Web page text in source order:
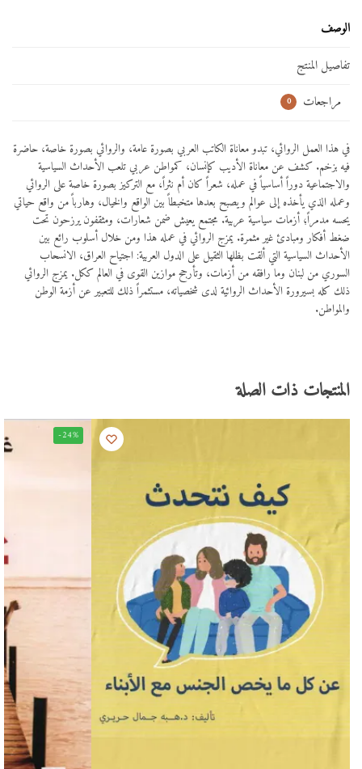
الوصف
تفاصيل المنتج
مراجعات
0
في هذا العمل الروائي، تبدو معاناة الكاتب العربي بصورة عامة، والروائي بصورة خاصة، حاضرة
فيه بزخم. كشف عن معاناة الأديب كإنسان، كمواطن عربي تلعب الأحداث السياسية
والاجتماعية دوراً أساسياً في عمله، شعراً كان أم نثراً، مع التركيز بصورة خاصة على الروائي
وعمله الذي يأخذه إلى عوالم ويصبح بعدها متخبطاً بين الواقع والخيال، وهارباً من واقع حياتي
يحسه مدمراً؛ أزمات سياسية عربية. مجتمع يعيش ضمن شعارات، ومثقفون يرزحون تحت
ضغط أفكار ومبادئ غير مثمرة. يمزج الروائي في عمله هذا ومن خلال أسلوب رائع بين
الأحداث السياسية التي ألقت بظلها الثقيل على الدول العربية: اجتياح العراق، الانسحاب
السوري من لبنان وما رافقه من أزمات، وتأرجح موازين القوى في العالم ككل. يمزج الروائي
ذلك كله بسيرورة الأحداث الروائية لدى شخصياته، مستثمراً ذلك للتعبير عن أزمة الوطن
والمواطن.
المنتجات ذات الصلة
-24%